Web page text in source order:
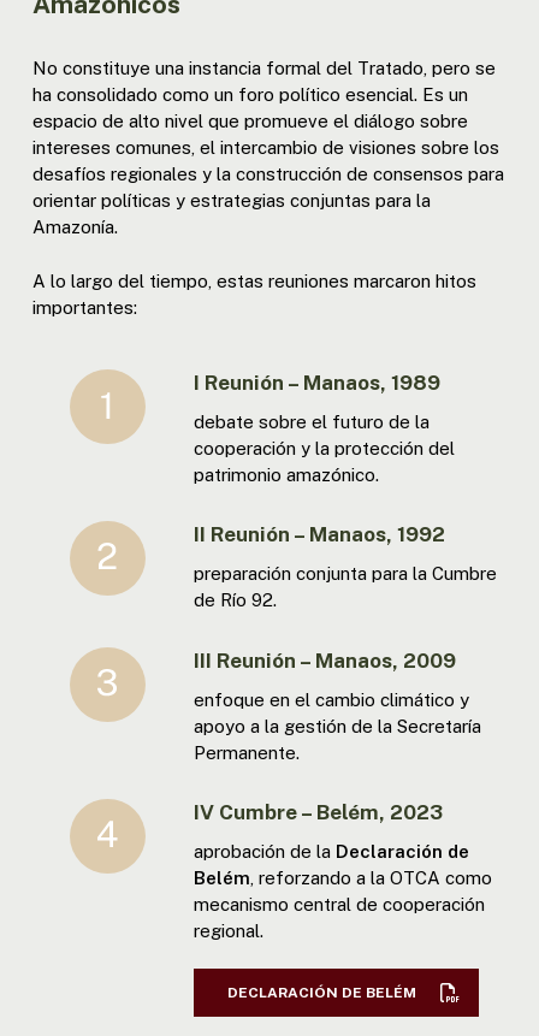
No constituye una instancia formal del Tratado, pero se
ha consolidado como un foro político esencial. Es un
espacio de alto nivel que promueve el diálogo sobre
intereses comunes, el intercambio de visiones sobre los
desafíos regionales y la construcción de consensos para
orientar políticas y estrategias conjuntas para la
Amazonía.
A lo largo del tiempo, estas reuniones marcaron hitos
importantes:
I Reunión – Manaos, 1989
debate sobre el futuro de la
cooperación y la protección del
patrimonio amazónico.
II Reunión – Manaos, 1992
preparación conjunta para la Cumbre
de Río 92.
III Reunión – Manaos, 2009
enfoque en el cambio climático y
apoyo a la gestión de la Secretaría
Permanente.
IV Cumbre – Belém, 2023
aprobación de la Declaración de
Belém , reforzando a la OTCA como
mecanismo central de cooperación
regional.
DECLARACIÓN DE BELÉM